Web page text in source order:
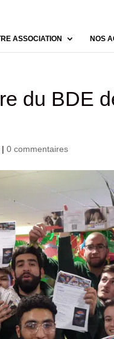
ASSOCIATION NOS
du BDE
|0 commentaires